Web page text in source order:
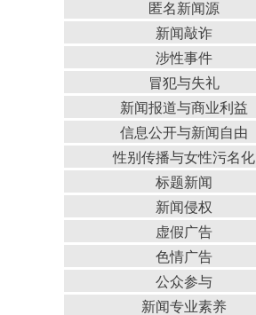
匿名新闻源
新闻敲诈
涉性事件
冒犯与失礼
新闻报道与商业利益
信息公开与新闻自由
性别传播与女性污名化
标题新闻
新闻侵权
虚假广告
色情广告
公众参与
新闻专业素养